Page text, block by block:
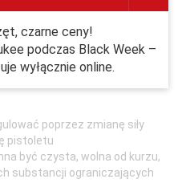
i zewnętrznych
działanie promieni
zmiennych warunków
poprzez zmianę siły
pistoletu
być czysta, wolna od kurzu,
substancji ograniczających
czarne ceny!
podczas Black Week –
wyłącznie online.